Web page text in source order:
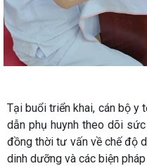
Tại buổi triển khai, cán bộ y
dẫn phụ huynh theo dõi
đồng thời tư vấn về chế độ
dinh dưỡng và các biện